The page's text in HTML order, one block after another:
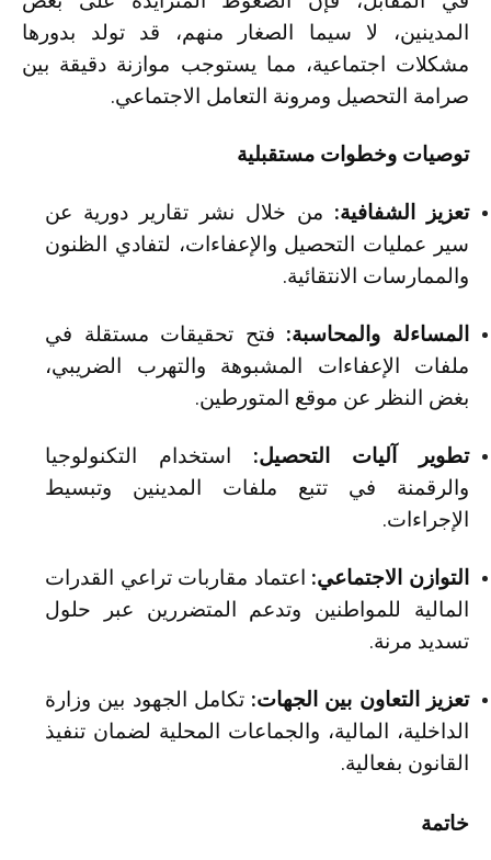
المدينين، لا سيما الصغار منهم، قد تولد بدورها
مشكلات اجتماعية، مما يستوجب موازنة دقيقة بين
صرامة التحصيل ومرونة التعامل الاجتماعي.
توصيات وخطوات مستقبلية
تعزيز الشفافية: من خلال نشر تقارير دورية عن
سير عمليات التحصيل والإعفاءات، لتفادي الظنون
والممارسات الانتقائية.
المساءلة والمحاسبة: فتح تحقيقات مستقلة في
ملفات الإعفاءات المشبوهة والتهرب الضريبي،
بغض النظر عن موقع المتورطين.
تطوير آليات التحصيل: استخدام التكنولوجيا
والرقمنة في تتبع ملفات المدينين وتبسيط
الإجراءات.
التوازن الاجتماعي: اعتماد مقاربات تراعي القدرات
المالية للمواطنين وتدعم المتضررين عبر حلول
تسديد مرنة.
تعزيز التعاون بين الجهات: تكامل الجهود بين وزارة
الداخلية، المالية، والجماعات المحلية لضمان تنفيذ
القانون بفعالية.
خاتمة